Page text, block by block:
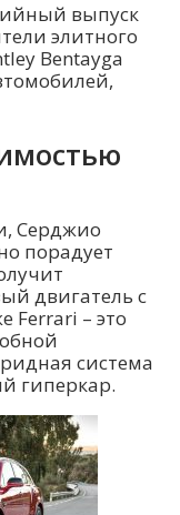
выпуск
элитного
Bentayga
Серджио
порадует
двигатель с
Ferrari – это
система
гиперкар.